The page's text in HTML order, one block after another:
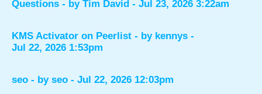
Questions - by Tim David - Jul 23, 2026 3:22am
KMS Activator on Peerlist - by kennys -
Jul 22, 2026 1:53pm
seo - by seo - Jul 22, 2026 12:03pm